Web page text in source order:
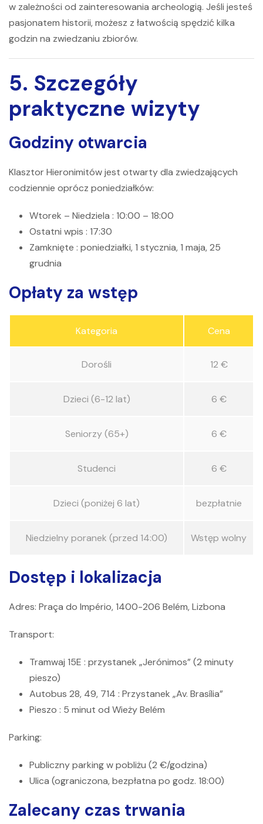
w zależności od zainteresowania archeologią. Jeśli jesteś
pasjonatem historii, możesz z łatwością spędzić kilka
godzin na zwiedzaniu zbiorów.
5. Szczegóły
praktyczne wizyty
Godziny otwarcia
Klasztor Hieronimitówjest otwarty dla zwiedzających
codziennie oprócz poniedziałków:
Wtorek – Niedziela : 10:00 – 18:00
Ostatni wpis : 17:30
Zamknięte : poniedziałki, 1 stycznia, 1 maja, 25
grudnia
Opłaty za wstęp
Kategoria Cena
Dorośli 12 €
Dzieci (6-12 lat) 6 €
Seniorzy (65+) 6 €
Studenci 6 €
Dzieci (poniżej 6 lat) bezpłatnie
Niedzielny poranek (przed 14:00) Wstęp wolny
Dostęp i lokalizacja
Adres: Praça do Império, 1400-206 Belém, Lizbona
Transport:
Tramwaj 15E : przystanek „Jerónimos” (2 minuty
pieszo)
Autobus 28, 49, 714 : Przystanek „Av. Brasília”
Pieszo : 5 minut od Wieży Belém
Parking:
Publiczny parking w pobliżu (2 €/godzina)
Ulica (ograniczona, bezpłatna po godz. 18:00)
Zalecany czas trwania